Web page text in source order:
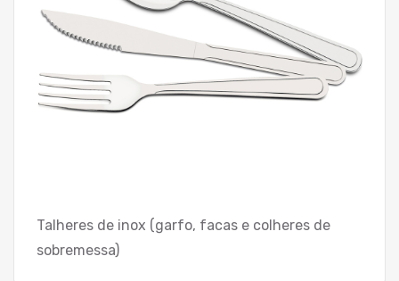
Talheres de inox (garfo, facas e colheres de
sobremessa)